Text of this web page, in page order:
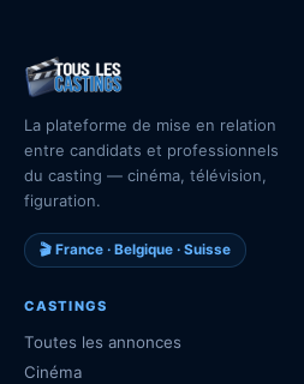
La plateforme de mise en relation
entre candidats et professionnels
du casting — cinéma, télévision,
figuration.
🎬 France · Belgique · Suisse
CASTINGS
Toutes les annonces
Cinéma